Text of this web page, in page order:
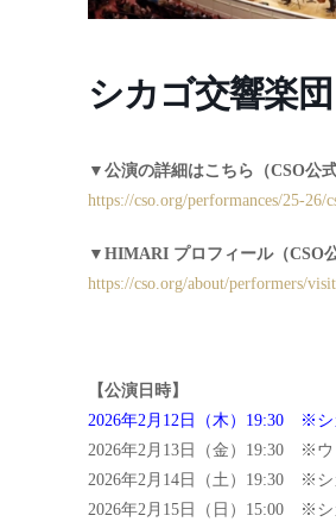
シカゴ交響楽
▼公演の詳細はこちら（CSO公式
https://cso.org/performances/25-
▼HIMARI プロフィール（CSO
https://cso.org/about/performers/
【公演日時】
2026年2月12日（木）19:30 ※シ
2026年2月13日（金）19:30 ※
2026年2月14日（土）19:30 ※シ
2026年2月15日（日）15:00 ※シ